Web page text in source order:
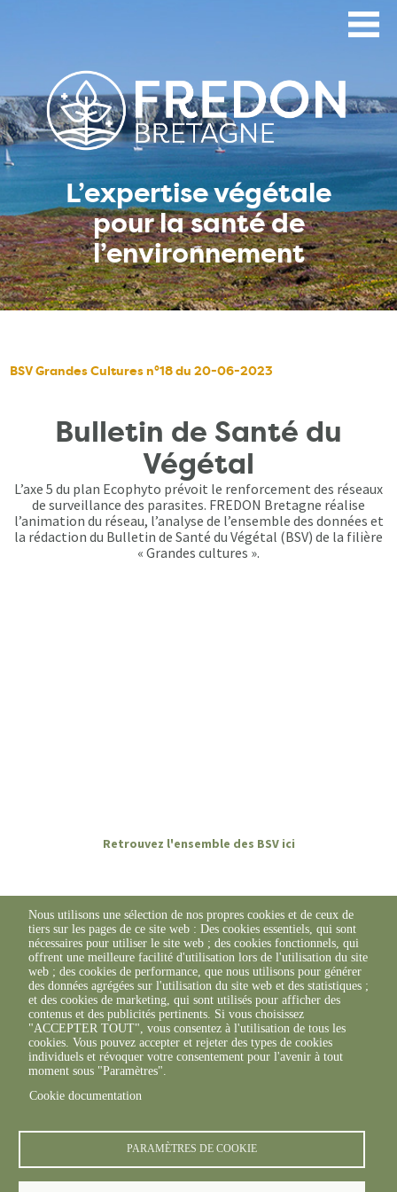
L’expertise végétale
pour la santé de
l’environnement
BSV Grandes Cultures n°18 du 20-06-2023
Bulletin de Santé du
Végétal
L’axe 5 du plan Ecophyto prévoit le renforcement des réseaux
de surveillance des parasites. FREDON Bretagne réalise
l’animation du réseau, l’analyse de l’ensemble des données et
la rédaction du Bulletin de Santé du Végétal (BSV) de la filière
« Grandes cultures ».
Retrouvez l'ensemble des BSV ici
© FREDON 2019 -Mentions légales
Nous utilisons une sélection de nos propres cookies et de ceux de
tiers sur les pages de ce site web : Des cookies essentiels, qui sont
nécessaires pour utiliser le site web ; des cookies fonctionnels, qui
offrent une meilleure facilité d'utilisation lors de l'utilisation du site
web ; des cookies de performance, que nous utilisons pour générer
des données agrégées sur l'utilisation du site web et des statistiques ;
et des cookies de marketing, qui sont utilisés pour afficher des
contenus et des publicités pertinents. Si vous choisissez
"ACCEPTER TOUT", vous consentez à l'utilisation de tous les
cookies. Vous pouvez accepter et rejeter des types de cookies
individuels et révoquer votre consentement pour l'avenir à tout
moment sous "Paramètres".
Cookie documentation
PARAMÈTRES DE COOKIE